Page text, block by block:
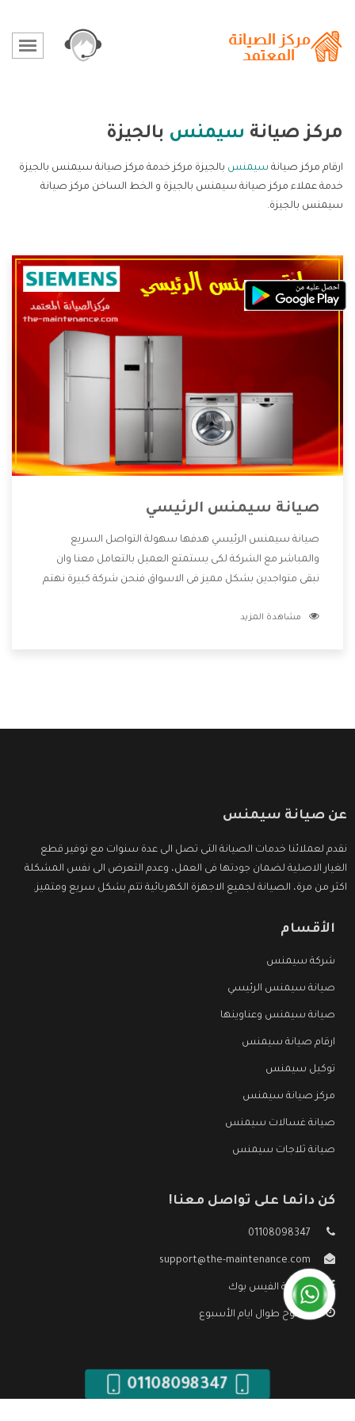
مركز صيانة سيمنس بالجيزة
ارقام مركز صيانة سيمنس بالجيزة مركز خدمة مركز صيانة سيمنس بالجيزة
خدمة عملاء مركز صيانة سيمنس بالجيزة و الخط الساخن مركز صيانة
سيمنس بالجيزة.
صيانة سيمنس الرئيسي
صيانة سيمنس الرئيسي هدفها سهولة التواصل السريع
والمباشر مع الشركة لكى يستمتع العميل بالتعامل معنا وان
نبقى متواجدين بشكل مميز فى الاسواق فنحن شركة كبيرة نهتم
الشركة بها والتى تكون منها خدمة الصيانة التى تكون من أهم
مشاهدة المزيد
عن صيانة سيمنس
نقدم لعملائنا خدمات الصيانة التى تصل الى عدة سنوات مع توفير قطع
الغيار الاصلية لضمان جودتها فى العمل، وعدم التعرض الى نفس المشكلة
اكثر من مرة، الصيانة لجميع الاجهزة الكهربائية تتم بشكل سريع ومتميز.
الأقسام
شركة سيمنس
صيانة سيمنس الرئيسي
صيانة سيمنس وعناوينها
ارقام صيانة سيمنس
توكيل سيمنس
مركز صيانة سيمنس
صيانة غسالات سيمنس
صيانة ثلاجات سيمنس
كن دائما على تواصل معنا!
01108098347
support@the-maintenance.com
صفحة الفيس بوك
مفتوح طوال ايام الأسبوع
01108098347